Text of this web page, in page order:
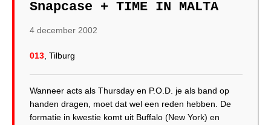
Snapcase + TIME IN MALTA
4 december 2002
013 , Tilburg
Wanneer acts als Thursday en P.O.D. je als band op
handen dragen, moet dat wel een reden hebben. De
formatie in kwestie komt uit Buffalo (New York) en